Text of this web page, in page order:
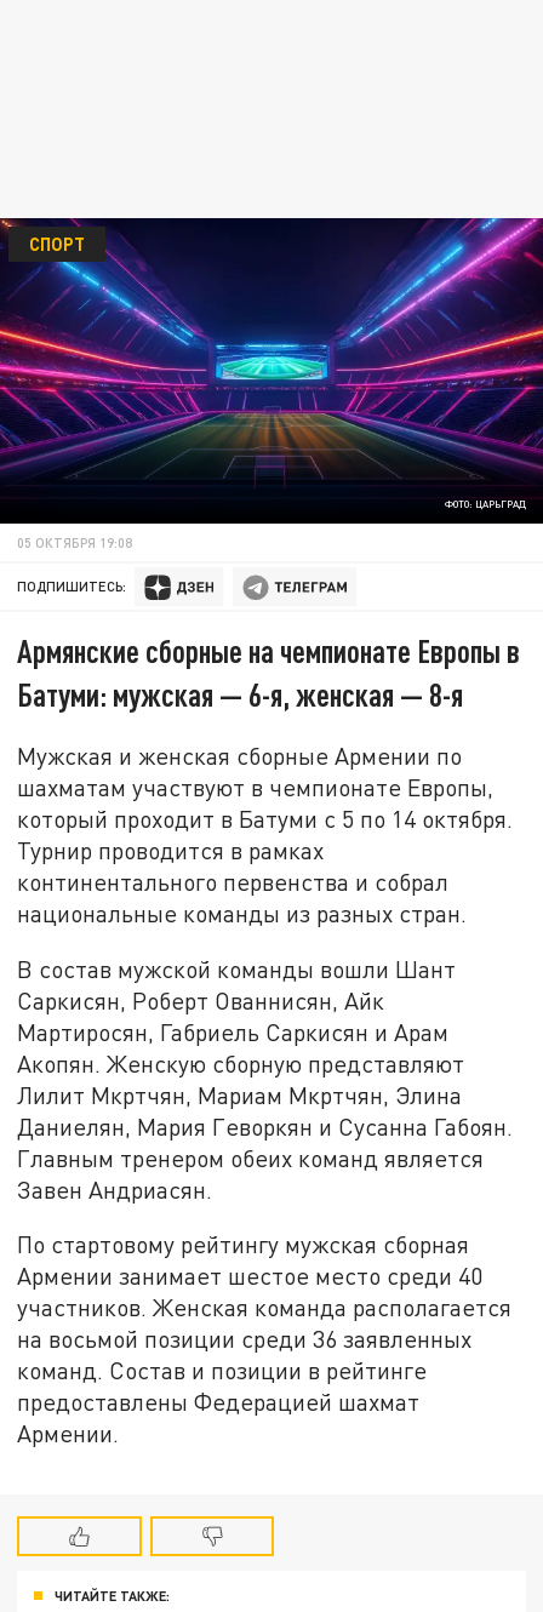
ФОТО: ЦАРЬГРАД
СПОРТ
05 ОКТЯБРЯ 19:08
ПОДПИШИТЕСЬ:
Армянские сборные на чемпионате Европы в
Батуми: мужская — 6-я, женская — 8-я
Мужская и женская сборные Армении по
шахматам участвуют в чемпионате Европы,
который проходит в Батуми с 5 по 14 октября.
Турнир проводится в рамках
континентального первенства и собрал
национальные команды из разных стран.
В состав мужской команды вошли Шант
Саркисян, Роберт Ованнисян, Айк
Мартиросян, Габриель Саркисян и Арам
Акопян. Женскую сборную представляют
Лилит Мкртчян, Мариам Мкртчян, Элина
Даниелян, Мария Геворкян и Сусанна Габоян.
Главным тренером обеих команд является
Завен Андриасян.
По стартовому рейтингу мужская сборная
Армении занимает шестое место среди 40
участников. Женская команда располагается
на восьмой позиции среди 36 заявленных
команд. Состав и позиции в рейтинге
предоставлены Федерацией шахмат
Армении.
ЧИТАЙТЕ ТАКЖЕ: